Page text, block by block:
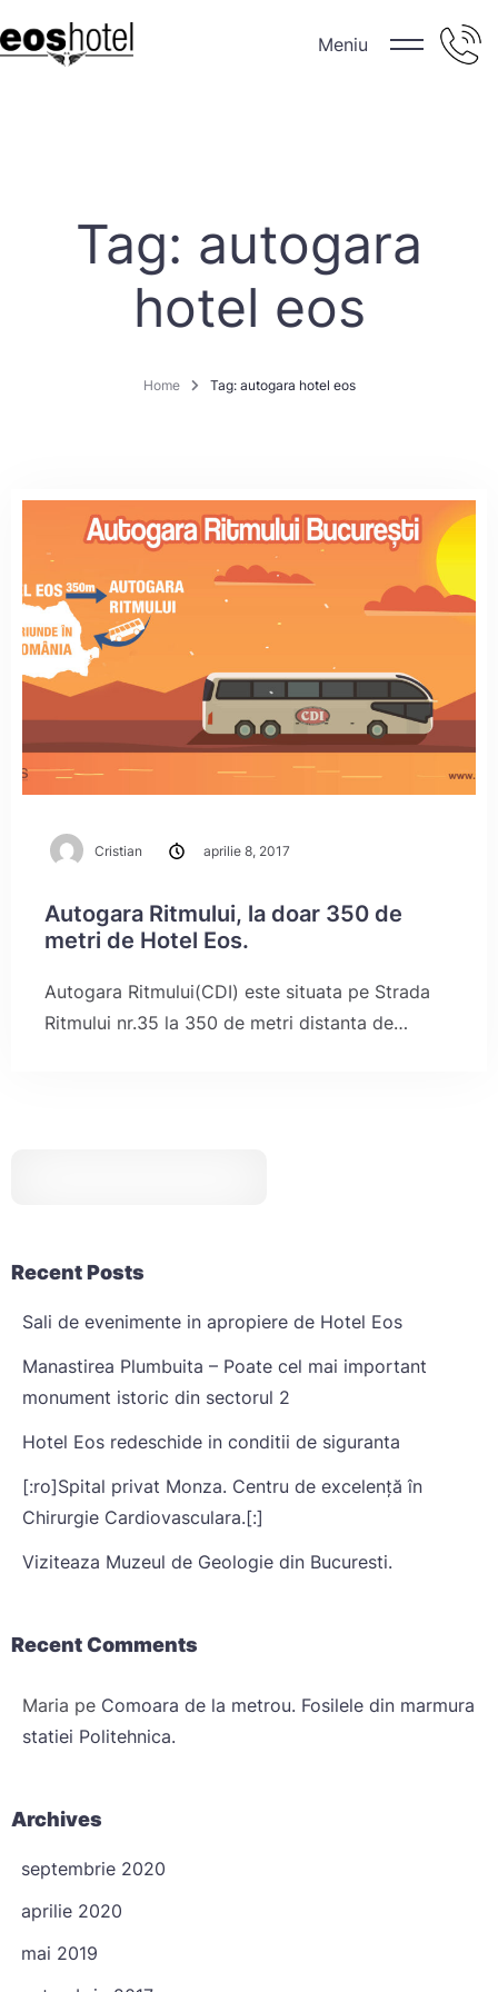
Meniu
Tag: autogara
hotel eos
Home Tag: autogara hotel eos
Cristian aprilie 8, 2017
Autogara Ritmului, la doar 350 de
metri de Hotel Eos.
Autogara Ritmului(CDI) este situata pe Strada
Ritmului nr.35 la 350 de metri distanta de…
Recent Posts
Sali de evenimente in apropiere de Hotel Eos
Manastirea Plumbuita – Poate cel mai important
monument istoric din sectorul 2
Hotel Eos redeschide in conditii de siguranta
[:ro]Spital privat Monza. Centru de excelență în
Chirurgie Cardiovasculara.[:]
Viziteaza Muzeul de Geologie din Bucuresti.
Recent Comments
Maria pe Comoara de la metrou. Fosilele din marmura
statiei Politehnica.
Archives
septembrie 2020
aprilie 2020
mai 2019